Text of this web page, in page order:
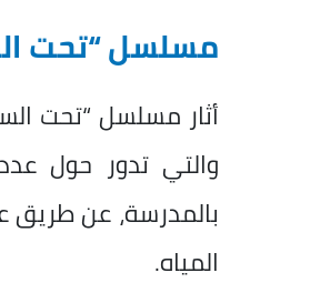
مسلسل “تحت
أثار مسلسل “تحت
والتي تدور حول عدد
بالمدرسة، عن طريق
المياه.